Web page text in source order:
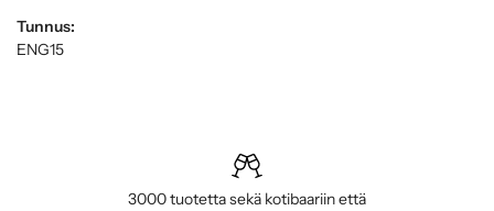
Tunnus:
ENG15
3000 tuotetta sekä kotibaariin että